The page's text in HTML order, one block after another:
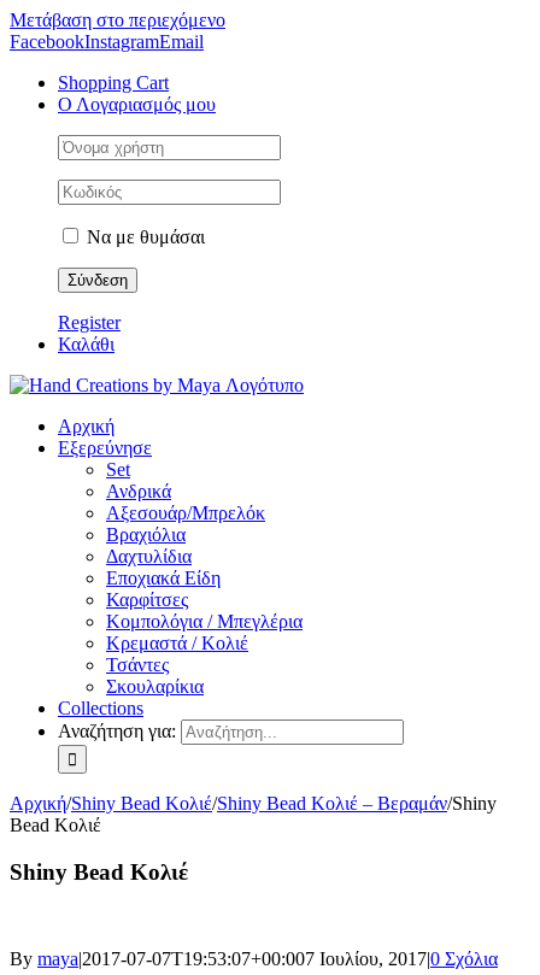
Μετάβαση στο περιεχόμενο
FacebookInstagramEmail
Shopping Cart
Ο Λογαριασμός μου
Να με θυμάσαι
Register
Καλάθι
Αρχική
Εξερεύνησε
Set
Ανδρικά
Αξεσουάρ/Μπρελόκ
Βραχιόλια
Δαχτυλίδια
Εποχιακά Είδη
Καρφίτσες
Κομπολόγια / Μπεγλέρια
Κρεμαστά / Κολιέ
Τσάντες
Σκουλαρίκια
Collections
Αναζήτηση για:
Αρχική/Shiny Bead Κολιέ/Shiny Bead Κολιέ – Βεραμάν/Shiny
Bead Κολιέ
Shiny Bead Κολιέ
By maya|2017-07-07T19:53:07+00:007 Ιουλίου, 2017|0 Σχόλια